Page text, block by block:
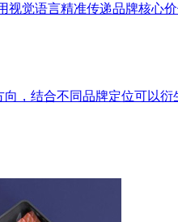
视觉语言精准传递品牌核心
，结合不同品牌定位可以